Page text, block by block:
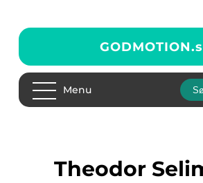
GODMOTION.
Menu
Theodor